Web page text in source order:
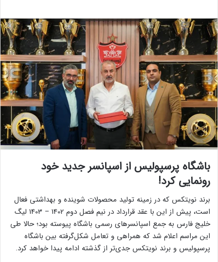
باشگاه پرسپولیس از اسپانسر جدید خود
رونمایی کرد!
برند نویتکس که در زمینه تولید محصولات شوینده و بهداشتی فعال
است، پیش از این با عقد قرارداد در نیم فصل دوم 1402 – 1403 لیگ
خلیج فارس به جمع اسپانسرهای رسمی باشگاه پیوسته بود؛ حالا طی
این مراسم اعلام شد که همراهی و تعامل شکل‌گرفته بین باشگاه
پرسپولیس و برند نویتکس جدی‌تر از گذشته ادامه پیدا خواهد کرد.